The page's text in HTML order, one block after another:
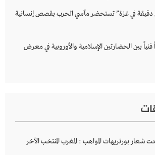
في غزة” تستحضر مآسي الحرب بقصص إنسانية
بين الحضارتين الإسلامية والأوروبية في معرض
شعار بورتريهات المواهب : المغرب المنتخب الآخر